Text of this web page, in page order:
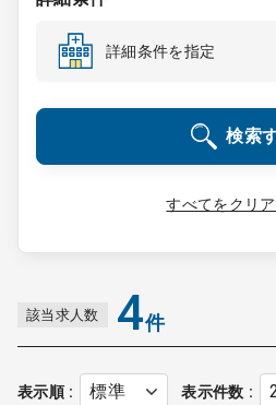
コンサルタント
成功事例
転職ノウハウ
受付時間 9:00 ～
0120-
クリニック開業
詳細条件を指定
検索
すべてをクリ
該当求人数 4件
表示順 表示件数